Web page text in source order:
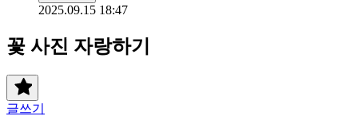
2025.09.15 18:47
꽃 사진 자랑하기
글쓰기